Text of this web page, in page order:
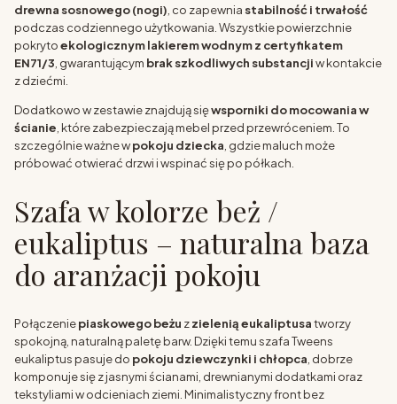
drewna sosnowego (nogi) , co zapewnia stabilność i trwałość
podczas codziennego użytkowania. Wszystkie powierzchnie
pokrytoekologicznym lakierem wodnym z certyfikatem
EN71/3 , gwarantującym brak szkodliwych substancjiw kontakcie
z dziećmi.
Dodatkowo w zestawie znajdują sięwsporniki do mocowania w
ścianie , które zabezpieczają mebel przed przewróceniem. To
szczególnie ważne wpokoju dziecka , gdzie maluch może
próbować otwierać drzwi i wspinać się po półkach.
Szafa w kolorze beż /
eukaliptus – naturalna baza
do aranżacji pokoju
Połączeniepiaskowego beżu zzielenią eukaliptusatworzy
spokojną, naturalną paletę barw. Dzięki temu szafa Tweens
eukaliptus pasuje do pokoju dziewczynki i chłopca , dobrze
komponuje się z jasnymi ścianami, drewnianymi dodatkami oraz
tekstyliami w odcieniach ziemi. Minimalistyczny front bez